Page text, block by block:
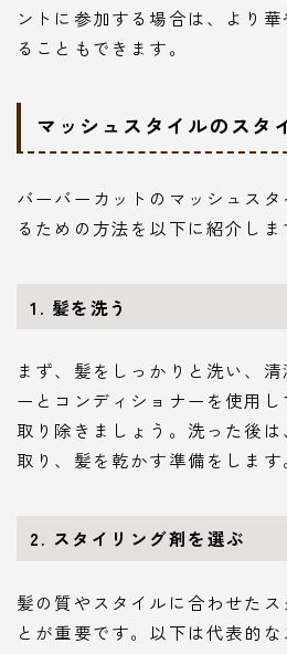
ントに参加する場合は、より
ることもできます。
マッシュスタイルのスタ
バーバーカットのマッシュス
るための方法を以下に紹介しま
1. 髪を洗う
まず、髪をしっかりと洗い、
ーとコンディショナーを使用
取り除きましょう。洗った後
取り、髪を乾かす準備をします
2. スタイリング剤を選ぶ
髪の質やスタイルに合わせた
とが重要です。以下は代表的な